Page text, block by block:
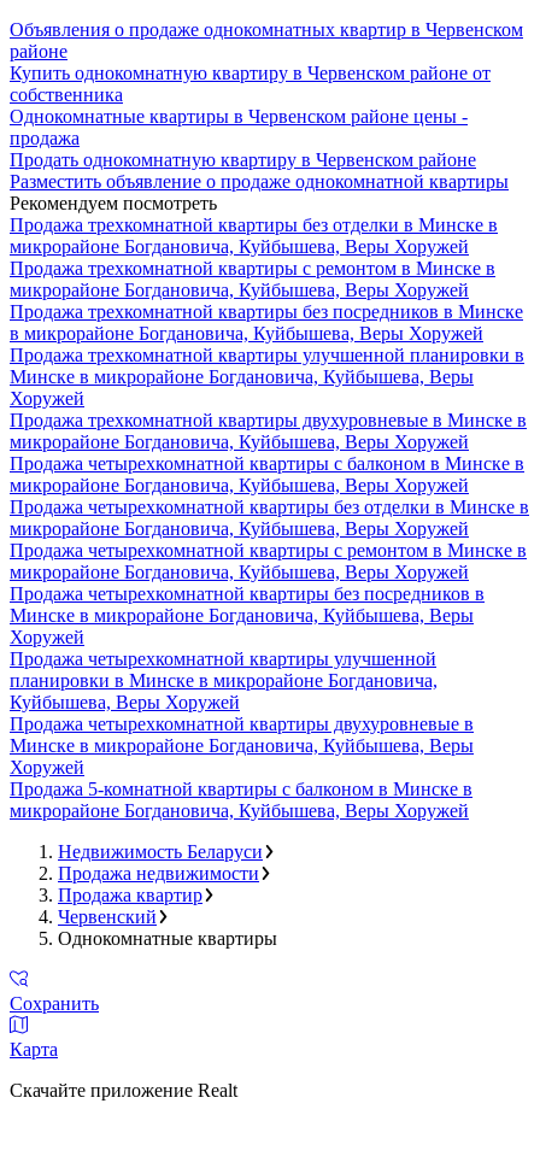
Объявления о продаже однокомнатных квартир в Червенском
районе
Купить однокомнатную квартиру в Червенском районе от
собственника
Однокомнатные квартиры в Червенском районе цены -
продажа
Продать однокомнатную квартиру в Червенском районе
Разместить объявление о продаже однокомнатной квартиры
Рекомендуем посмотреть
Продажа трехкомнатной квартиры без отделки в Минске в
микрорайоне Богдановича, Куйбышева, Веры Хоружей
Продажа трехкомнатной квартиры с ремонтом в Минске в
микрорайоне Богдановича, Куйбышева, Веры Хоружей
Продажа трехкомнатной квартиры без посредников в Минске
в микрорайоне Богдановича, Куйбышева, Веры Хоружей
Продажа трехкомнатной квартиры улучшенной планировки в
Минске в микрорайоне Богдановича, Куйбышева, Веры
Хоружей
Продажа трехкомнатной квартиры двухуровневые в Минске в
микрорайоне Богдановича, Куйбышева, Веры Хоружей
Продажа четырехкомнатной квартиры с балконом в Минске в
микрорайоне Богдановича, Куйбышева, Веры Хоружей
Продажа четырехкомнатной квартиры без отделки в Минске в
микрорайоне Богдановича, Куйбышева, Веры Хоружей
Продажа четырехкомнатной квартиры с ремонтом в Минске в
микрорайоне Богдановича, Куйбышева, Веры Хоружей
Продажа четырехкомнатной квартиры без посредников в
Минске в микрорайоне Богдановича, Куйбышева, Веры
Хоружей
Продажа четырехкомнатной квартиры улучшенной
планировки в Минске в микрорайоне Богдановича,
Куйбышева, Веры Хоружей
Продажа четырехкомнатной квартиры двухуровневые в
Минске в микрорайоне Богдановича, Куйбышева, Веры
Хоружей
Продажа 5-комнатной квартиры с балконом в Минске в
микрорайоне Богдановича, Куйбышева, Веры Хоружей
Недвижимость Беларуси
Продажа недвижимости
Продажа квартир
Червенский
Однокомнатные квартиры
Сохранить
Карта
Скачайте приложение Realt